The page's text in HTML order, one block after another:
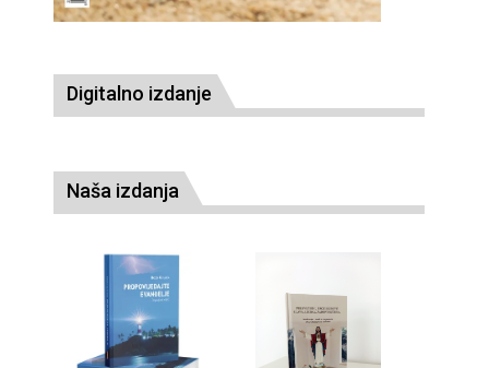
Digitalno izdanje
Naša izdanja